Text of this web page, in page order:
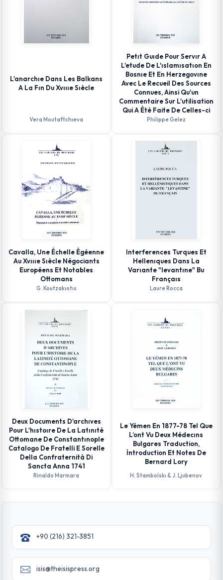
L'anarchıe Dans Les Balkans
A La Fın Du Xvıııe Sıècle
Vera Moutaftchıeva
Petıt Guıde Pour Servır A
L'etude De L'ıslamısatıon En
Bosnıe Et En Herzegovıne
Avec Le Recueil Des Sources
Connues, Ainsi Qu'un
Commentaire Sur L'utilisation
Qui A Été Faite De Celles-ci
Philippe Gelez
Cavalla, Une Échelle Égéenne
Au Xvıııe Sıècle Négociants
Européens Et Notables
Ottomans
G. Koutzakıotıs
Interferences Turques Et
Hellenıques Dans La
Varıante "levantıne" Bu
Françaıs
Laure Rocca
Deux Documents D'archıves
Pour L'hıstoıre De La Latınıté
Ottomane De Constantınople
Catalogo De Fratelli E Sorelle
Della Confraternità Di
Sancta Anna 1741
Rinaldo Marmara
Le Yémen En 1877-78 Tel Que
L’ont Vu Deux Médecıns
Bulgares Traduction,
İntroduction Et Notes De
Bernard Lory
H. Stambolskı & J. Ljubenov
+90 (216) 321-3851
isis@theisispress.org